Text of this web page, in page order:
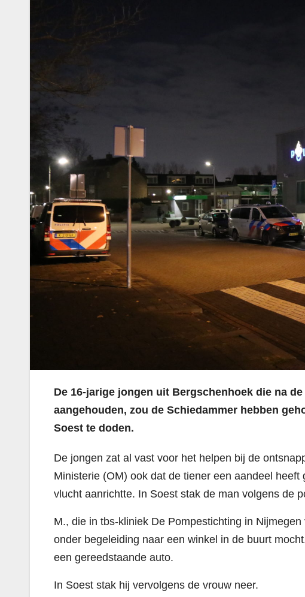
De 16-jarige jongen uit Bergschenhoek die na
aangehouden, zou de Schiedammer hebben
Soest te doden.
De jongen zat al vast voor het helpen bij de
Ministerie (OM) ook dat de tiener een aandeel
vlucht aanrichtte. In Soest stak de man volgens de
M., die in tbs-kliniek De Pompestichting in
onder begeleiding naar een winkel in de buurt
een gereedstaande auto.
In Soest stak hij vervolgens de vrouw neer.